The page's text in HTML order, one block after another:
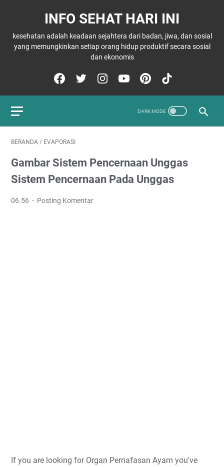
INFO SEHAT HARI INI
kesehatan adalah keadaan sejahtera dari badan, jiwa, dan sosial
yang memungkinkan setiap orang hidup produktif secara sosial
dan ekonomis
BERANDA / EVAPORASI
Gambar Sistem Pencernaan Unggas
Sistem Pencernaan Pada Unggas
06.56 Posting Komentar
If you are looking for Organ Pernafasan Ayam you've